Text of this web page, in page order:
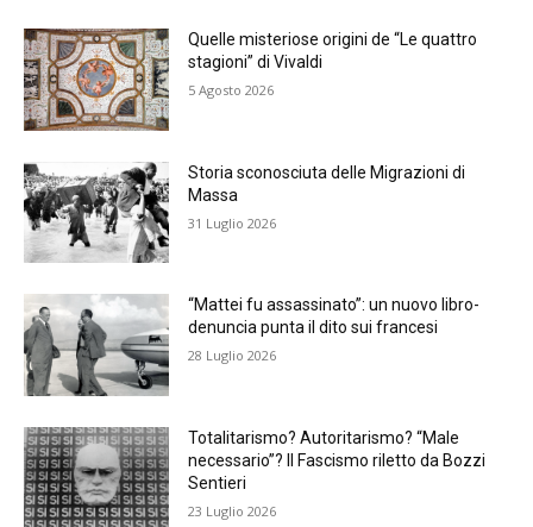
Quelle misteriose origini de “Le quattro
stagioni” di Vivaldi
5 Agosto 2026
Storia sconosciuta delle Migrazioni di
Massa
31 Luglio 2026
“Mattei fu assassinato”: un nuovo libro-
denuncia punta il dito sui francesi
28 Luglio 2026
Totalitarismo? Autoritarismo? “Male
necessario”? Il Fascismo riletto da Bozzi
Sentieri
23 Luglio 2026